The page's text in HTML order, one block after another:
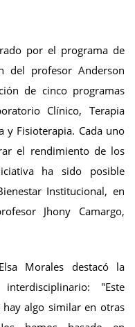
por el programa de
del profesor Anderson
de cinco programas
Clínico, Terapia
y Fisioterapia. Cada uno
el rendimiento de los
ha sido posible
Institucional, en
Jhony Camargo,
Morales destacó la
"Este
algo similar en otras